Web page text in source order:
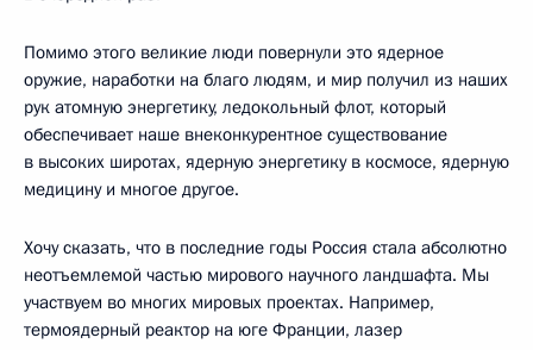
Помимо этого великие люди повернули это ядерное
оружие, наработки на благо людям, и мир получил из наших
рук атомную энергетику, ледокольный флот, который
обеспечивает наше внеконкурентное существование
в высоких широтах, ядерную энергетику в космосе, ядерную
медицину и многое другое.
Хочу сказать, что в последние годы Россия стала абсолютно
неотъемлемой частью мирового научного ландшафта. Мы
участвуем во многих мировых проектах. Например,
термоядерный реактор на юге Франции, лазер